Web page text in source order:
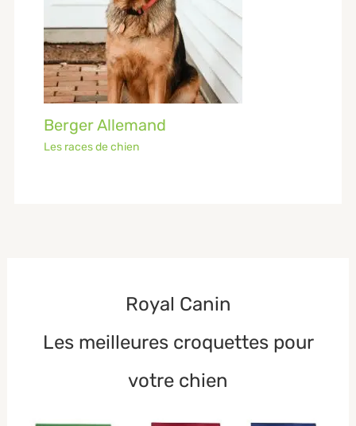
Berger Allemand
Les races de chien
Royal Canin
Les meilleures croquettes pour
votre chien